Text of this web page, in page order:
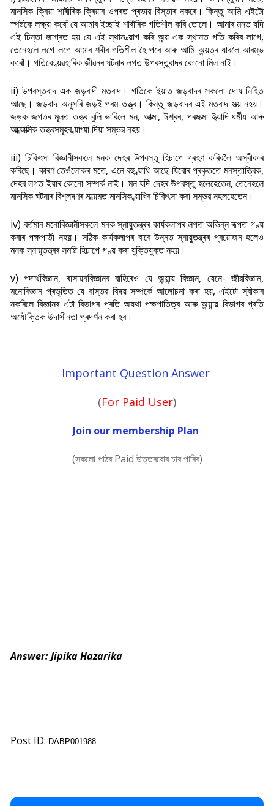
মানসিক ক্ৰিয়া শাৰীৰিক ক্ৰিয়াৰ ওপৰত প্ৰভাৱ বিস্তাৰ নকৰে। কিন্তু আমি এইটো
স্পষ্টকৈ লক্ষ্য় কৰোঁ যে আমাৰ ইচ্ছাই শাৰীৰিক গতিশীল কৰি তোলে। আমাৰ মনত যদি
এই চিন্তা জাগ্ৰত হয় যে এই স্থান ত্য়াগ কৰি অন্য় এক স্থানত গতি কৰিব লাগে,
তেনেহলে লগে লগে আমাৰ শৰীৰ গতিশীল হৈ পৰে আৰু আমি অন্য়ত্ৰ যাবলৈ আৰম্ভ
কৰোঁ। গতিকে ব্য়ৱহাৰিক জীৱনৰ ঘটনাৰ লগত উপবস্তুবাদৰ কোনো মিল নাই।
ii) উপবস্তবাদ এক জড়বাদী মতবাদ। গতিকে ইয়াত জড়বাদৰ সকলো দোষ নিহিত
আছে। জড়বাদ অনুসৰি জড়ই পৰম তত্ত্ব। কিন্তু জড়বাদৰ এই মতবাদ সত্য় নহয়।
জড়ক জগতৰ মূলত তত্ত্ব বুলি ভাবিলে মন, আত্মা, ঈশ্বৰ, পৰমাত্মা ইত্য়াদি ধৰ্মীয় আৰু
আধ্য়াত্মিক তত্ত্বসমূহৰ ব্য়াখ্য়া দিয়া সম্ভৱ নহয়।
iii) চিকিৎসা বিজ্ঞানীসকলে মনক দেহৰ উপবস্তু হিচাপে গ্ৰহণ কৰিবলৈ অস্বীকাৰ
কৰিছে। কাৰণ তেওঁলোকৰ মতে, এনে বহু ব্য়াধি আছে যিবোৰ প্ৰকৃততে মনস্তাত্ত্বিক,
দেহৰ লগত ইয়াৰ কোনো সম্পৰ্ক নাই। মন যদি দেহৰ উপবস্তু হলেহেতেন, তেনেহলে
মানসিক ঘটনাৰ বিশ্লষণৰ মাধ্য়মত মানসিক ব্য়াধিৰ চিকিৎসা কৰা সম্ভৱ নহলহেতেন।
iv) বৰ্তমান মনোবিজ্ঞানীসকলে মনক স্নায়ুতন্ত্ৰৰ কাৰ্যকলাপৰ লগত অভিন্ন ৰূপত গণ্য়
কৰাৰ পক্ষপাতী নহয়। সঠিক কাৰ্যকলাপৰ বাবে উন্নত স্নায়ুতন্ত্ৰৰ প্ৰয়োজন হলেও
মনক স্নায়ুতন্ত্ৰৰ সমষ্টি হিচাপে গণ্য় কৰা যুক্তিযুক্ত নহয়।
v) পদাৰ্থবিজ্ঞান, ৰাসায়নবিজ্ঞানৰ বাহিৰেও যে অন্য়ান্য় বিজ্ঞান, যেনে- জীৱবিজ্ঞান,
মনোবিজ্ঞান প্ৰভৃতিত যে বাস্তৱ বিষয় সম্পৰ্কে আলোচনা কৰা হয়, এইটো স্বীকাৰ
নকৰিলে বিজ্ঞানৰ এটা বিভাগৰ প্ৰতি অযথা পক্ষপাতিত্ব আৰু অন্য়ান্য় বিভাগৰ প্ৰতি
অযৌক্তিক উদাসীনতা প্ৰদৰ্শন কৰা হব।
Important Question Answer
(For Paid User)
Join our membership Plan
(সকলো পাঠৰ Paid উত্তৰবোৰ চাব পাৰিব)
Answer: Jipika Hazarika
Post ID: DABP001988